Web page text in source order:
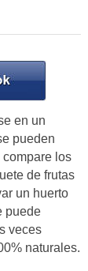
en un
pueden
los
de frutas
un huerto
puede
veces
naturales.